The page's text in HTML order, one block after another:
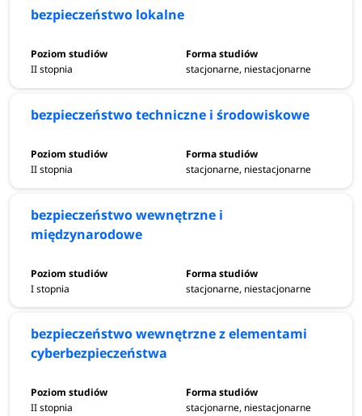
bezpieczeństwo lokalne
II stopnia stacjonarne, niestacjonarne
bezpieczeństwo techniczne i środowiskowe
II stopnia stacjonarne, niestacjonarne
bezpieczeństwo wewnętrzne i
międzynarodowe
I stopnia stacjonarne, niestacjonarne
bezpieczeństwo wewnętrzne z elementami
cyberbezpieczeństwa
II stopnia stacjonarne, niestacjonarne